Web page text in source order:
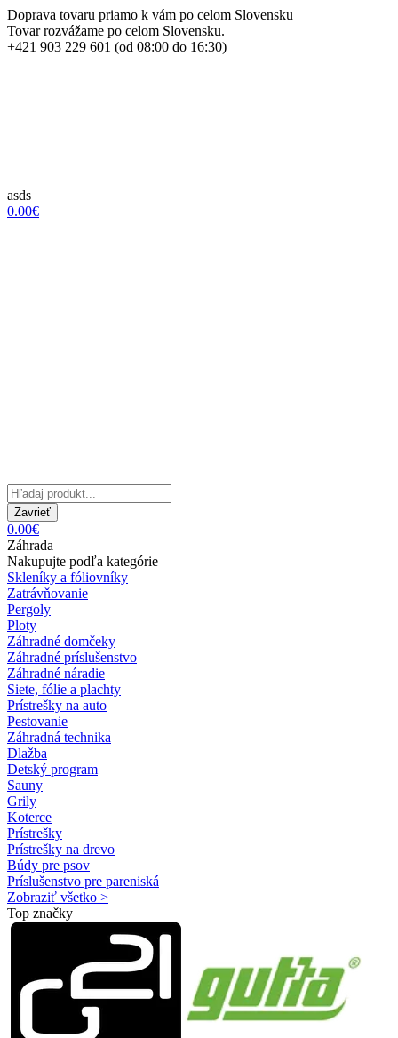
Doprava tovaru priamo k vám po celom Slovensku
Tovar rozvážame po celom Slovensku.
+421 903 229 601 (od 08:00 do 16:30)
asds
0.00€
Zavrieť
0.00€
Záhrada
Nakupujte podľa kategórie
Skleníky a fóliovníky
Zatrávňovanie
Pergoly
Ploty
Záhradné domčeky
Záhradné príslušenstvo
Záhradné náradie
Siete, fólie a plachty
Prístrešky na auto
Pestovanie
Záhradná technika
Dlažba
Detský program
Sauny
Grily
Koterce
Prístrešky
Prístrešky na drevo
Búdy pre psov
Príslušenstvo pre pareniská
Zobraziť všetko >
Top značky